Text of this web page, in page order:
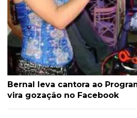
Bernal leva cantora ao
vira gozação no Facebook